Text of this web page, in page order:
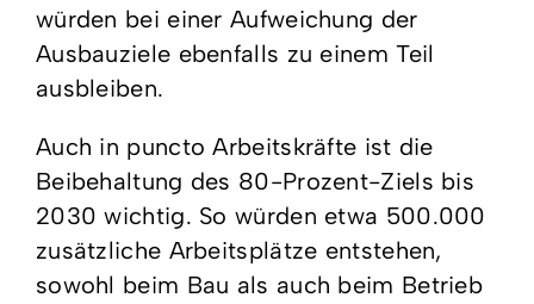
würden bei einer Aufweichung der
Ausbauziele ebenfalls zu einem Teil
ausbleiben.
Auch in puncto Arbeitskräfte ist die
Beibehaltung des 80-Prozent-Ziels bis
2030 wichtig. So würden etwa 500.000
zusätzliche Arbeitsplätze entstehen,
sowohl beim Bau als auch beim Betrieb